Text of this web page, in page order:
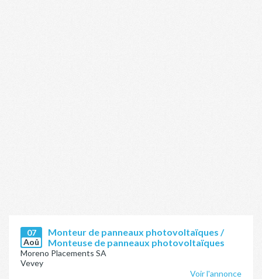
07
Aoû
Monteur de panneaux photovoltaïques /
Monteuse de panneaux photovoltaïques
Moreno Placements SA
Vevey
Voir l'annonce